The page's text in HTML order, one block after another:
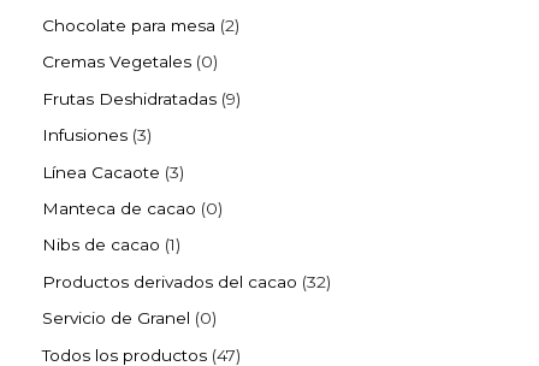
0
Chocolate para mesa 2
Cremas Vegetales 0
Frutas Deshidratadas 9
Infusiones 3
Línea Cacaote 3
Manteca de cacao
0
Nibs de cacao 1
Productos derivados del cacao 32
Servicio de Granel
0
Todos los productos 47